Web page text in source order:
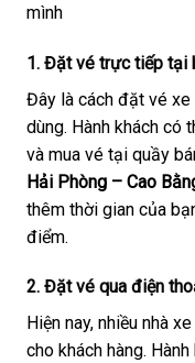
mình
1. Đặt vé trực tiếp tại
Đây là cách đặt vé
dùng. Hành khách có
và mua vé tại quầy
Hải Phòng – Cao
thêm thời gian của
điểm.
2. Đặt vé qua điện
Hiện nay, nhiều nhà
cho khách hàng.